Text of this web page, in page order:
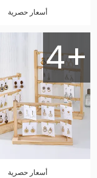
أسعار حصرية
4+
أسعار حصرية